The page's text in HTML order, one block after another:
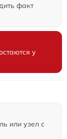
факт
у
или узел с